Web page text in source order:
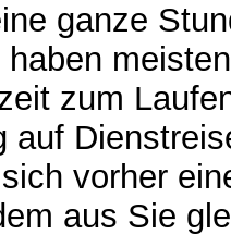
ganze
zum
auf
vorher
aus Sie